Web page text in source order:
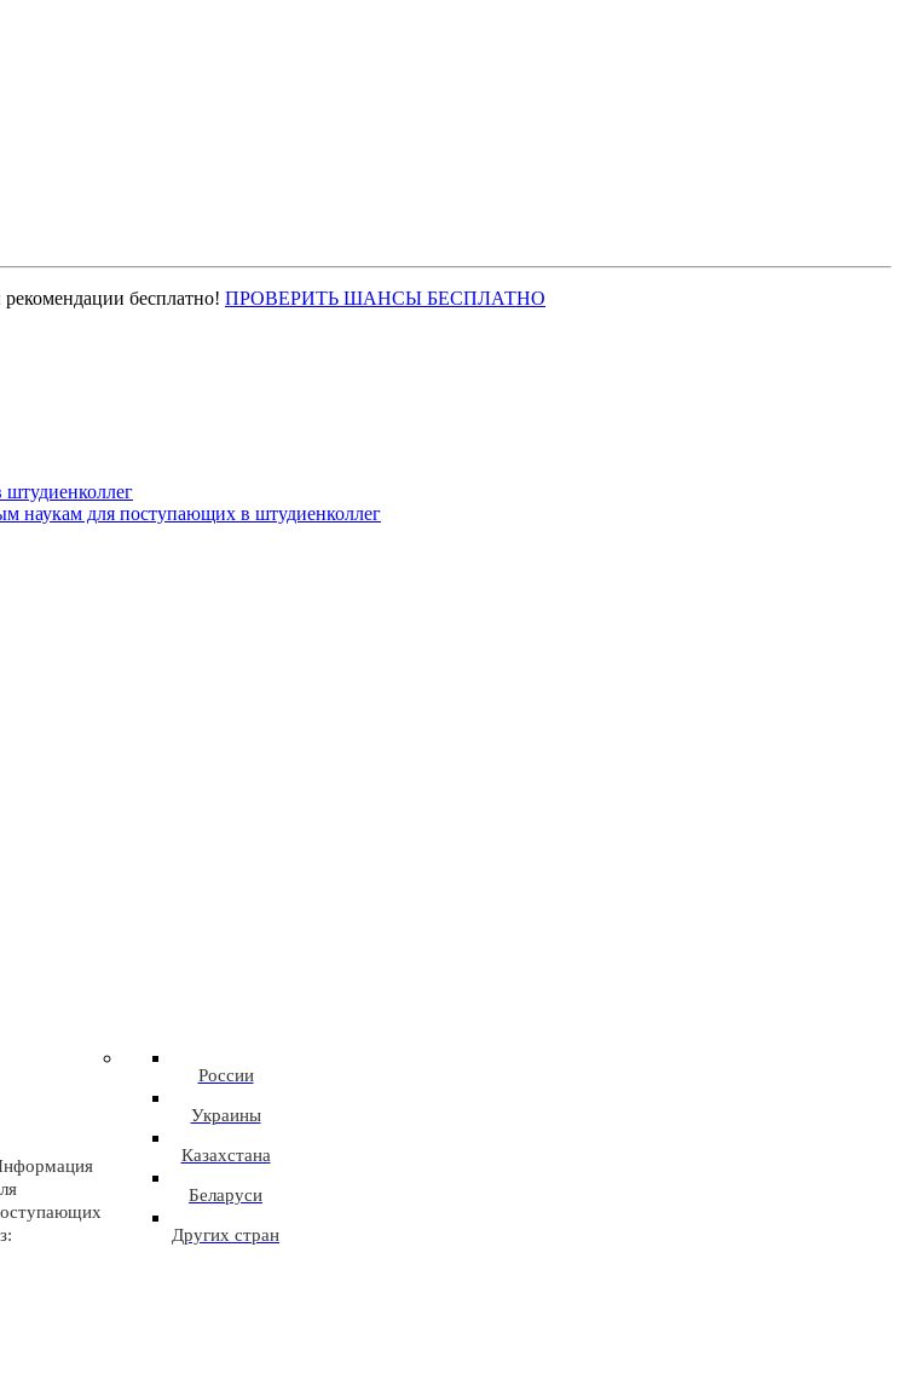
бесплатно! ПРОВЕРИТЬ ШАНСЫ БЕСПЛАТНО
наукам для поступающих в штудиенколлег
России
Украины
Казахстана
Беларуси
Других стран